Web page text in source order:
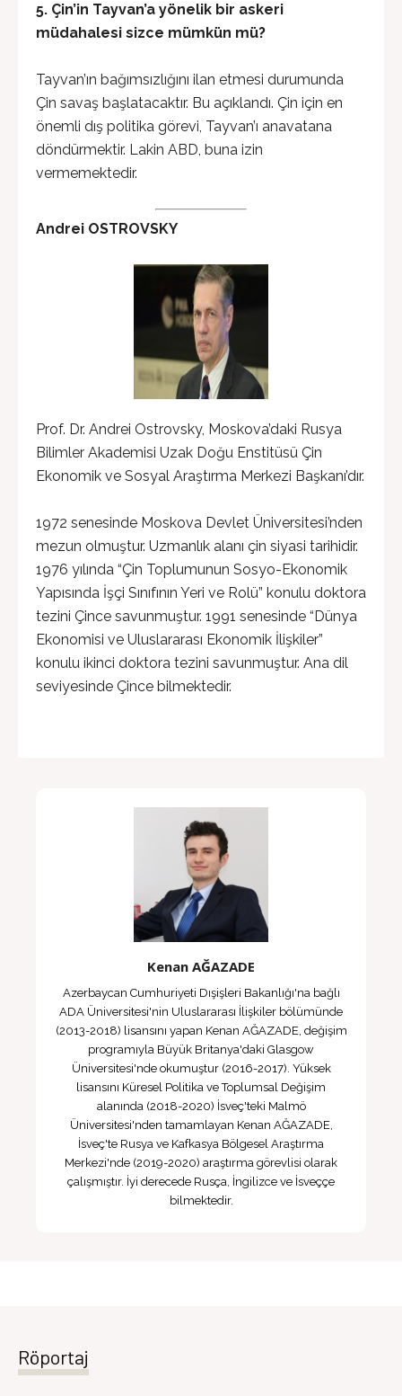
5. Çin’in Tayvan’a yönelik bir askeri
müdahalesi sizce mümkün mü?
Tayvan’ın bağımsızlığını ilan etmesi durumunda
Çin savaş başlatacaktır. Bu açıklandı. Çin için en
önemli dış politika görevi, Tayvan’ı anavatana
döndürmektir. Lakin ABD, buna izin
vermemektedir.
Andrei OSTROVSKY
Prof. Dr. Andrei Ostrovsky, Moskova’daki Rusya
Bilimler Akademisi Uzak Doğu Enstitüsü Çin
Ekonomik ve Sosyal Araştırma Merkezi Başkanı’dır.
1972 senesinde Moskova Devlet Üniversitesi’nden
mezun olmuştur. Uzmanlık alanı çin siyasi tarihidir.
1976 yılında “Çin Toplumunun Sosyo-Ekonomik
Yapısında İşçi Sınıfının Yeri ve Rolü” konulu doktora
tezini Çince savunmuştur. 1991 senesinde “Dünya
Ekonomisi ve Uluslararası Ekonomik İlişkiler”
konulu ikinci doktora tezini savunmuştur. Ana dil
seviyesinde Çince bilmektedir.
Kenan AĞAZADE
Azerbaycan Cumhuriyeti Dışişleri Bakanlığı'na bağlı
ADA Üniversitesi'nin Uluslararası İlişkiler bölümünde
(2013-2018) lisansını yapan Kenan AĞAZADE, değişim
programıyla Büyük Britanya'daki Glasgow
Üniversitesi'nde okumuştur (2016-2017). Yüksek
lisansını Küresel Politika ve Toplumsal Değişim
alanında (2018-2020) İsveç'teki Malmö
Üniversitesi'nden tamamlayan Kenan AĞAZADE,
İsveç'te Rusya ve Kafkasya Bölgesel Araştırma
Merkezi'nde (2019-2020) araştırma görevlisi olarak
çalışmıştır. İyi derecede Rusça, İngilizce ve İsveççe
bilmektedir.
Röportaj